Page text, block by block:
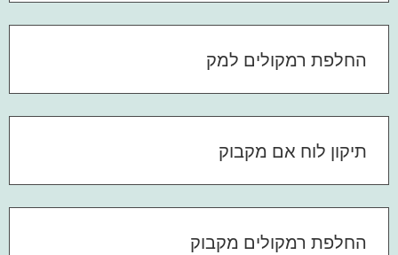
החלפת רמקולים למק
תיקון לוח אם מקבוק
החלפת רמקולים מקבוק